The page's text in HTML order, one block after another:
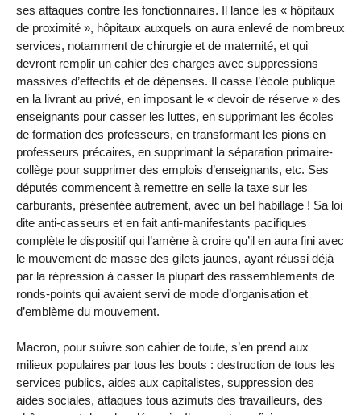
ses attaques contre les fonctionnaires. Il lance les « hôpitaux
de proximité », hôpitaux auxquels on aura enlevé de nombreux
services, notamment de chirurgie et de maternité, et qui
devront remplir un cahier des charges avec suppressions
massives d’effectifs et de dépenses. Il casse l’école publique
en la livrant au privé, en imposant le « devoir de réserve » des
enseignants pour casser les luttes, en supprimant les écoles
de formation des professeurs, en transformant les pions en
professeurs précaires, en supprimant la séparation primaire-
collège pour supprimer des emplois d’enseignants, etc. Ses
députés commencent à remettre en selle la taxe sur les
carburants, présentée autrement, avec un bel habillage ! Sa loi
dite anti-casseurs et en fait anti-manifestants pacifiques
complète le dispositif qui l’amène à croire qu’il en aura fini avec
le mouvement de masse des gilets jaunes, ayant réussi déjà
par la répression à casser la plupart des rassemblements de
ronds-points qui avaient servi de mode d’organisation et
d’emblème du mouvement.
Macron, pour suivre son cahier de toute, s’en prend aux
milieux populaires par tous les bouts : destruction de tous les
services publics, aides aux capitalistes, suppression des
aides sociales, attaques tous azimuts des travailleurs, des